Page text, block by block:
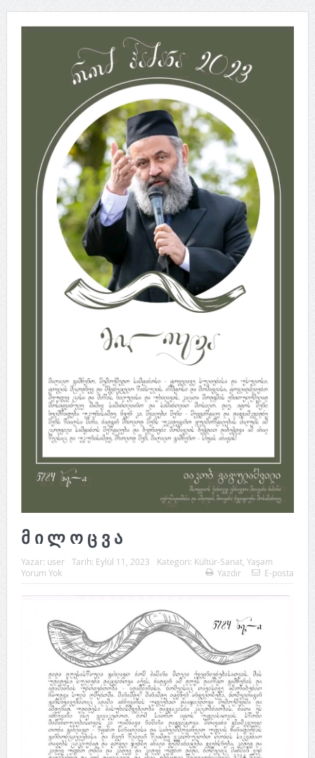
მ ი ლ ო ც ვ ა
Yazar: user Tarih: Eylül 11, 2023 Kategori: Kültür-Sanat, Yaşam
Yorum Yok
Yazdır E-posta